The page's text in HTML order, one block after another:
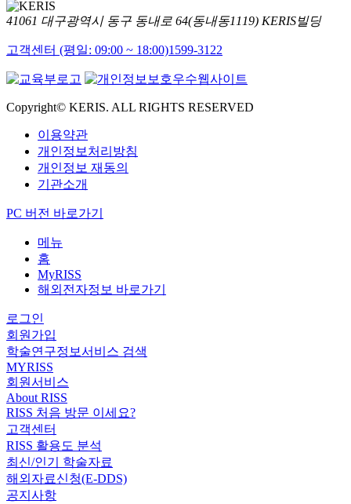
41061 대구광역시 동구 동내로 64(동내동1119) KERIS빌딩
고객센터 (평일: 09:00 ~ 18:00)1599-3122
Copyright© KERIS. ALL RIGHTS RESERVED
이용약관
개인정보처리방침
개인정보 재동의
기관소개
PC 버전 바로가기
메뉴
홈
MyRISS
해외전자정보 바로가기
로그인
회원가입
학술연구정보서비스 검색
MYRISS
회원서비스
About RISS
RISS 처음 방문 이세요?
고객센터
RISS 활용도 분석
최신/인기 학술자료
해외자료신청(E-DDS)
공지사항